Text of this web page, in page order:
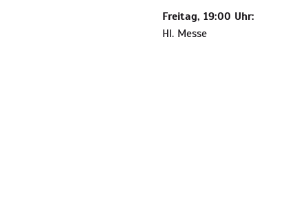
Freitag, 19:00 Uhr:
Hl. Messe